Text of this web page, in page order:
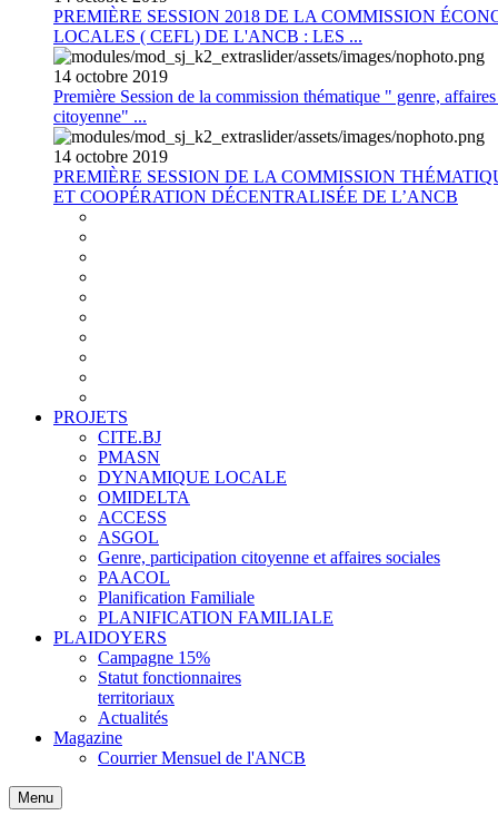
PREMIÈRE SESSION 2018 DE LA COMMISSION
LOCALES ( CEFL) DE L'ANCB : LES ...
14 octobre 2019
Première Session de la commission thématique " genre,
citoyenne" ...
14 octobre 2019
PREMIÈRE SESSION DE LA COMMISSION
ET COOPÉRATION DÉCENTRALISÉE DE L’ANCB
PROJETS
CITE.BJ
PMASN
DYNAMIQUE LOCALE
OMIDELTA
ACCESS
ASGOL
Genre, participation citoyenne et affaires sociales
PAACOL
Planification Familiale
PLANIFICATION FAMILIALE
PLAIDOYERS
Campagne 15%
Statut fonctionnaires
territoriaux
Actualités
Magazine
Courrier Mensuel de l'ANCB
Menu